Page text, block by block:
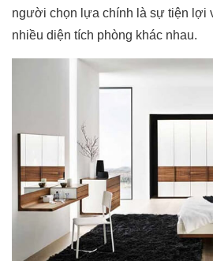
người chọn lựa chính là sự tiện lợi
nhiều diện tích phòng khác nhau.